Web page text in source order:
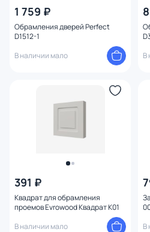
1 759 ₽
Обрамления дверей Perfect
D1512-1
В наличии мало
В
391 ₽
Квадрат для обрамления
проемов Evrowood Квадрат K01
В наличии мало
В